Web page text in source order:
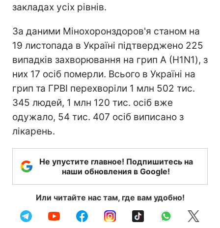
закладах усіх рівнів.
За даними Мінохоронздоров'я станом на
19 листопада в Україні підтверджено 225
випадків захворювання на грип А (H1N1), з
них 17 осіб померли. Всього в Україні на
грип та ГРВІ перехворіли 1 млн 502 тис.
345 людей, 1 млн 120 тис. осіб вже
одужало, 54 тис. 407 осіб виписано з
лікарень.
Не упустите главное! Подпишитесь на
наши обновления в Google!
Или читайте нас там, где вам удобно!